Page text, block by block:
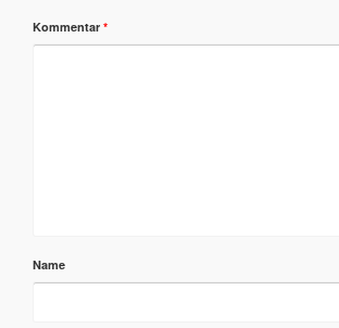
Kommentar *
Name